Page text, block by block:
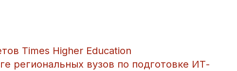
Times Higher Education
региональных вузов по подготовке ИТ-